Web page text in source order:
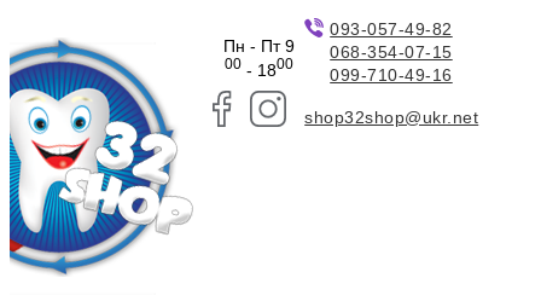
Пн - Пт 9
00- 1800
093-057-49-82
068-354-07-15
099-710-49-16
shop32shop@ukr.net